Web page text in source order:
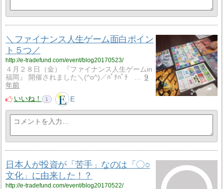
＼ファイナンス人生ゲーム面白ポイン
ト５つ／
http://e-tradefund.com/event/blog20170523/
４月２８日（金） 『ファイナンス人生ゲームin
福岡』 開催されました＼(^o^)／ﾊﾟﾁﾊﾟﾁ …
9
年前
いいね！
1 E
日本人が投資が「苦手」なのは「〇○
文化」に由来した！？
http://e-tradefund.com/event/blog20170522/